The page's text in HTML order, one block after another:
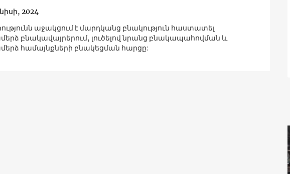
2024
աջակցում է մարդկանց բնակություն հաստատել
բնակավայրերում, լուծելով նրանց բնակապահովման և
համայնքների բնակեցման հարցը: